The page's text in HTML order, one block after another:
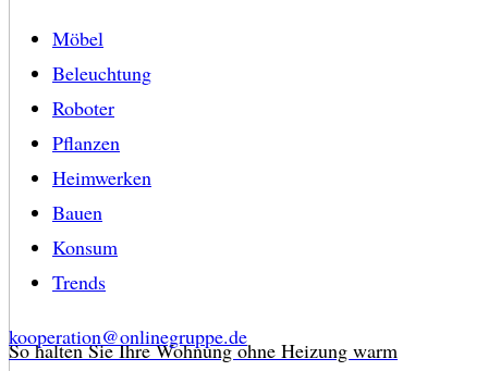
So halten Sie Ihre Wohnung ohne Heizung warm
Möbel
Beleuchtung
Roboter
Pflanzen
Heimwerken
Bauen
Konsum
Trends
kooperation@onlinegruppe.de